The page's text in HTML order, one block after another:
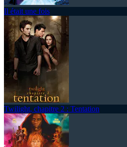
Il était une fois
Twilight, chapitre 2 : Tentation